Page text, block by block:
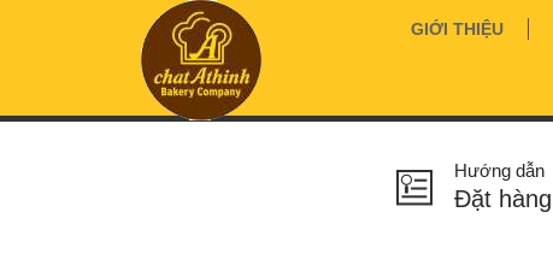
GIỚI THIỆU
Hướng dẫn
Đặt hàng